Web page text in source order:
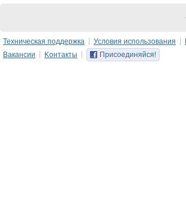
Техническая поддержка Условия использования
Вакансии
Kонтакты Присоединяйся!